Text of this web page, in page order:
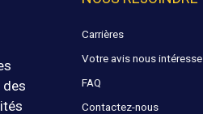
des
Carrières
Votre avis nous intéresse
FAQ
Contactez-nous